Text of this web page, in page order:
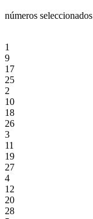
números seleccionados
1
9
17
25
2
10
18
26
3
11
19
27
4
12
20
28